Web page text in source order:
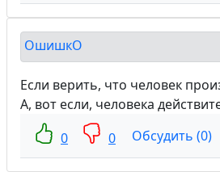
ОшишкО
Если верить, что человек
А, вот если, человека
0
0 Обсудить (0)